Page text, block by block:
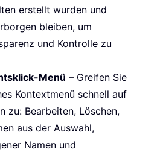
erstellt wurden und
bleiben, um
und Kontrolle zu
Menü – Greifen Sie
Kontextmenü schnell auf
zu: Bearbeiten, Löschen,
aus der Auswahl,
Namen und